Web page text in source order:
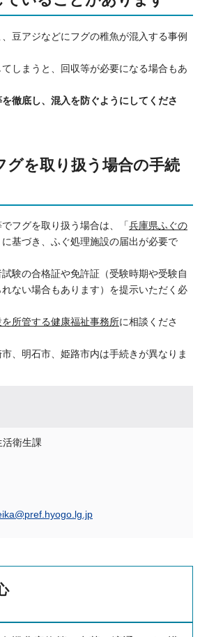
豆アジなどにフグの稚魚が混入する事例
しまうと、回収等が必要になる場合もあ
徹底し、混入を防ぐようにしてくださ
グを取り扱う場合の手続
フグを取り扱う場合は、「兵庫県ふぐの
に基づき、ふぐ処理施設の届出が必要で
験の合格証や免許証（受験時期や受験自
ない場合もあります）を提示いただく必
を所管する健康福祉事務所に相談くださ
、明石市、姫路市内は手続きが異なりま
活衛生課